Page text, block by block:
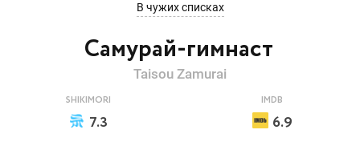
Самурай-гимнаст
В чужих списках
Taisou Zamurai
SHIKIMORI
7.3
IMDB
6.9